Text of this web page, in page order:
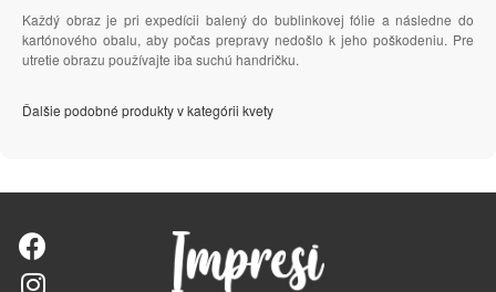
Každý obraz je pri expedícii balený do bublinkovej fólie a následne do
kartónového obalu, aby počas prepravy nedošlo k jeho poškodeniu. Pre
utretie obrazu používajte iba suchú handričku.
Ďalšie podobné produkty v kategórii kvety